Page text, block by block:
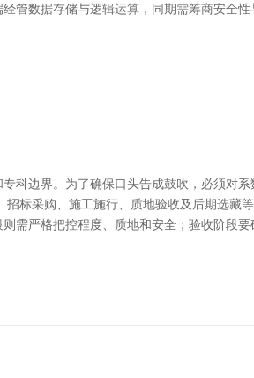
管数据存储与逻辑运算，同期需筹商安全
科边界。为了确保口头告成鼓吹，必须对
标采购、施工施行、质地验收及后期选藏
需严格把控程度、质地和安全；验收阶段